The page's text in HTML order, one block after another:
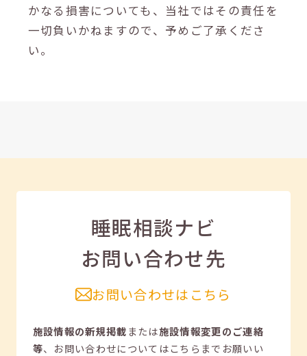
かなる損害についても、当社ではその責任を
一切負いかねますので、予めご了承くださ
い。
睡眠相談ナビ
お問い合わせ先
お問い合わせはこちら
施設情報の新規掲載または施設情報変更のご連絡
等、 お問い合わせについてはこちらまでお願いい